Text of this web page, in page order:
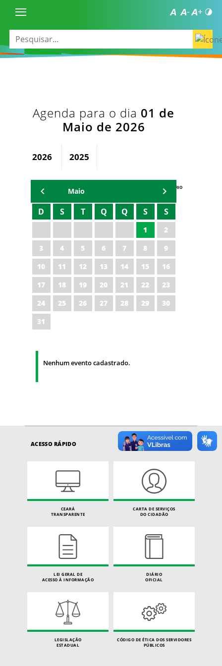
Agenda para o dia 01 de
Maio de 2026
2026 2025
AGENDA DO SECRETÁRIO
Maio
D S T Q Q S S
1
2
3
4 5 6 7 8
9
10
11 12 13 14 15
16
17
18 19 20 21 22
23
24
25 26 27 28 29
30
31
Nenhum evento cadastrado.
ACESSO RÁPIDO
CEARÁ
TRANSPARENTE
CARTA DE SERVIÇOS
DO CIDADÃO
LEI GERAL DE
ACESSO À INFORMAÇÃO
DIÁRIO
OFICIAL
LEGISLAÇÃO
ESTADUAL
CÓDIGO DE ÉTICA DOS SERVIDORES
PÚBLICOS